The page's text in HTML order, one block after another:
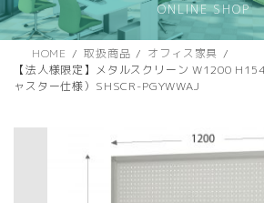
ス
キ
ン
に
ONLINE SHOP
HOME 取扱商品
オフィス家具
【法人様限定】メタルスクリーン W1200
ャスター仕様）SHSCR-PGYWWAJ